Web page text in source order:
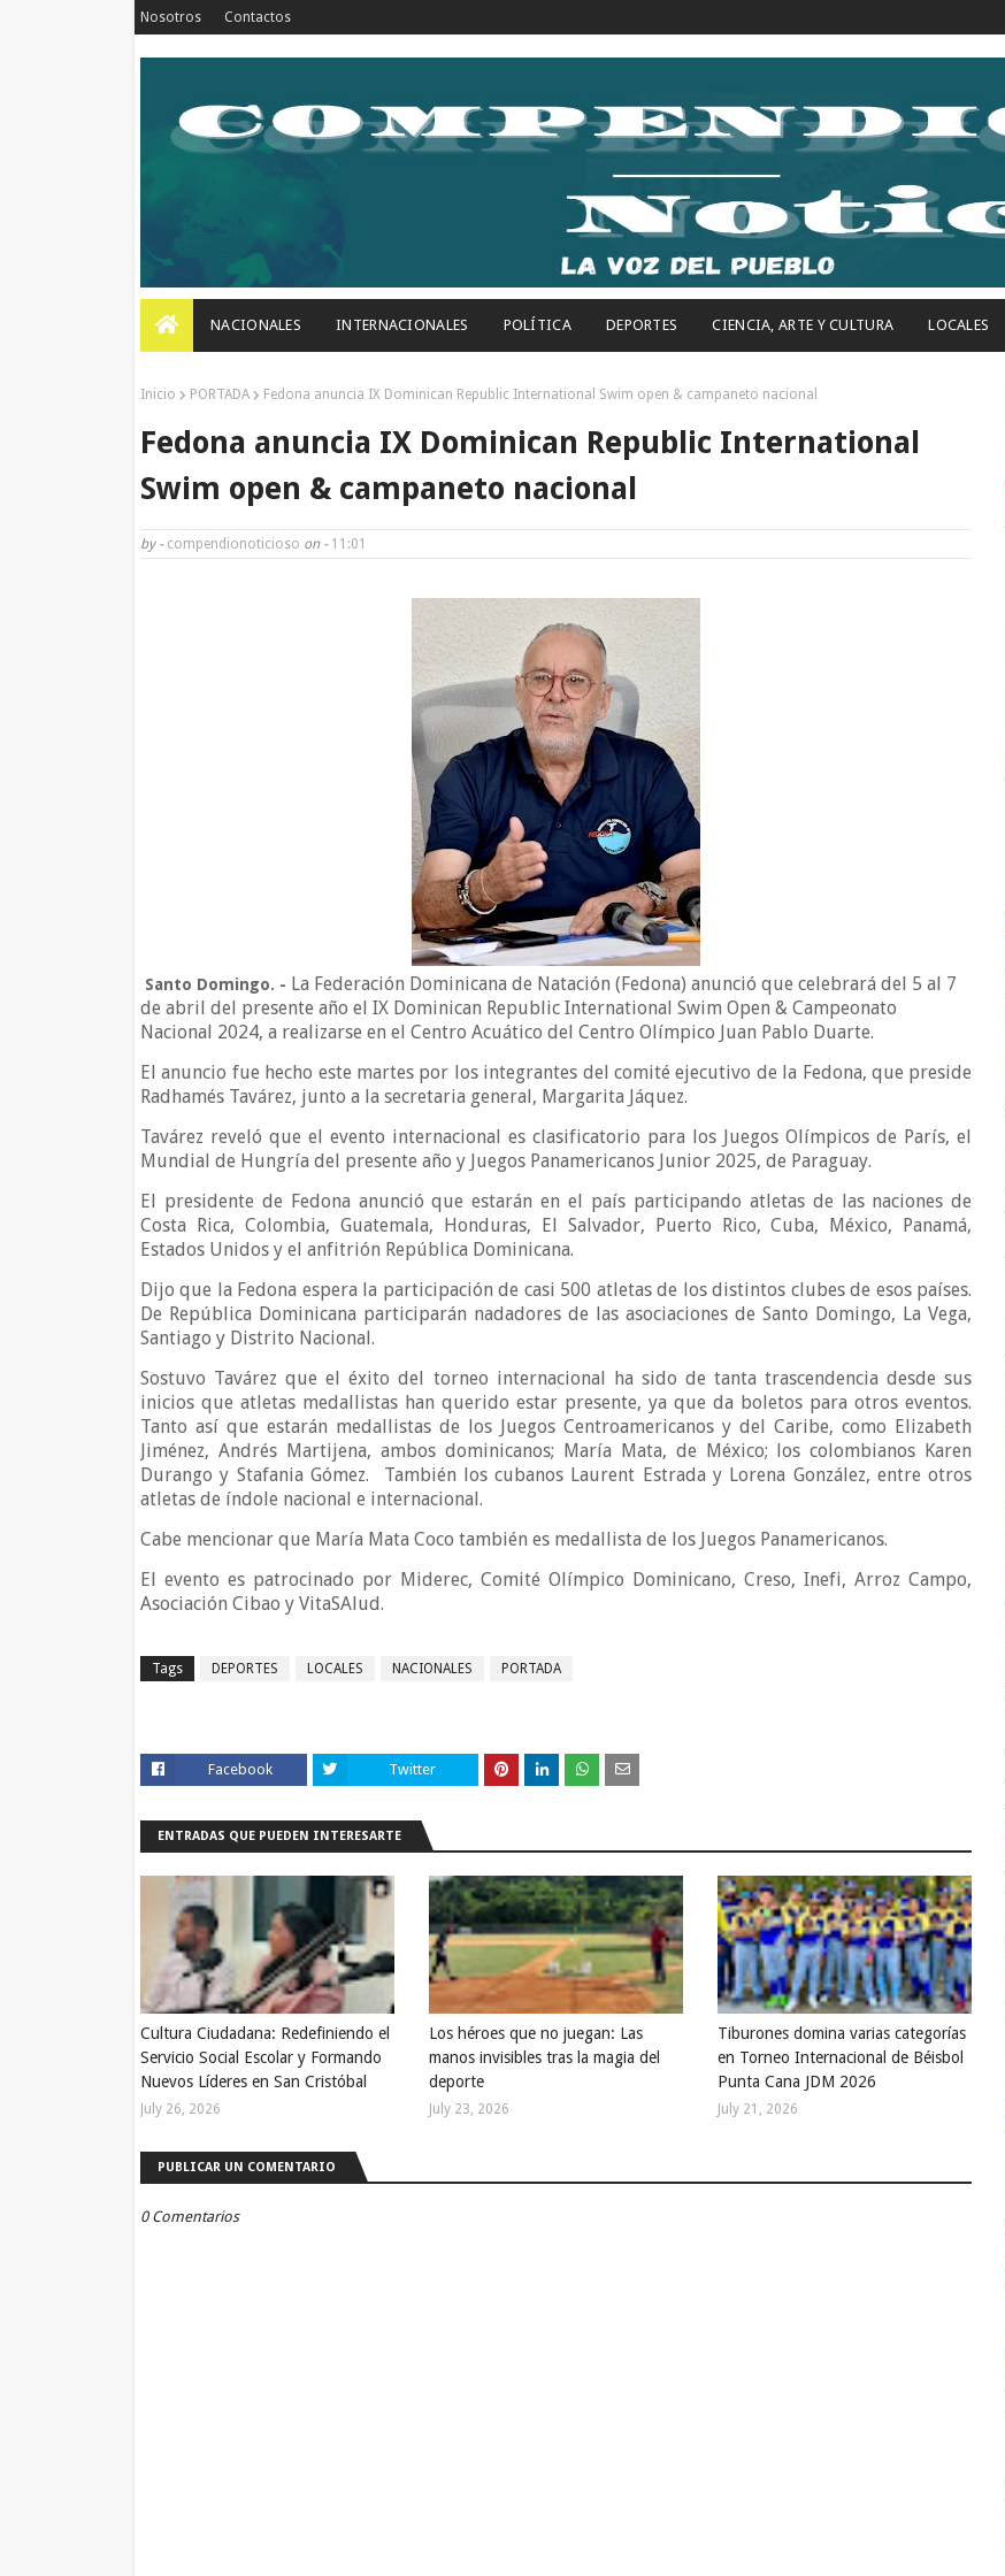
Nosotros Contactos
NACIONALES INTERNACIONALES POLÍTICA DEPORTES CIENCIA, ARTE Y CULTURA LOCALES
Inicio PORTADA Fedona anuncia IX Dominican Republic International Swim open & campaneto nacional
Fedona anuncia IX Dominican Republic International
Swim open & campaneto nacional
by - compendionoticioso on - 11:01
Santo Domingo. - La Federación Dominicana de Natación (Fedona) anunció que celebrará del 5 al 7
de abril del presente año el IX Dominican Republic International Swim Open & Campeonato
Nacional 2024, a realizarse en el Centro Acuático del Centro Olímpico Juan Pablo Duarte.
El anuncio fue hecho este martes por los integrantes del comité ejecutivo de la Fedona, que preside
Radhamés Tavárez, junto a la secretaria general, Margarita Jáquez.
Tavárez reveló que el evento internacional es clasificatorio para los Juegos Olímpicos de París, el
Mundial de Hungría del presente año y Juegos Panamericanos Junior 2025, de Paraguay.
El presidente de Fedona anunció que estarán en el país participando atletas de las naciones de
Costa Rica, Colombia, Guatemala, Honduras, El Salvador, Puerto Rico, Cuba, México, Panamá,
Estados Unidos y el anfitrión República Dominicana.
Dijo que la Fedona espera la participación de casi 500 atletas de los distintos clubes de esos países.
De República Dominicana participarán nadadores de las asociaciones de Santo Domingo, La Vega,
Santiago y Distrito Nacional.
Sostuvo Tavárez que el éxito del torneo internacional ha sido de tanta trascendencia desde sus
inicios que atletas medallistas han querido estar presente, ya que da boletos para otros eventos.
Tanto así que estarán medallistas de los Juegos Centroamericanos y del Caribe, como Elizabeth
Jiménez, Andrés Martijena, ambos dominicanos; María Mata, de México; los colombianos Karen
Durango y Stafania Gómez.
También los cubanos Laurent Estrada y Lorena González, entre otros
atletas de índole nacional e internacional.
Cabe mencionar que María Mata Coco también es medallista de los Juegos Panamericanos.
El evento es patrocinado por Miderec, Comité Olímpico Dominicano, Creso, Inefi, Arroz Campo,
Asociación Cibao y VitaSAlud.
Tags DEPORTES LOCALES NACIONALES PORTADA
Facebook Twitter
ENTRADAS QUE PUEDEN INTERESARTE
Cultura Ciudadana: Redefiniendo el
Servicio Social Escolar y Formando
Nuevos Líderes en San Cristóbal
July 26, 2026
Los héroes que no juegan: Las
manos invisibles tras la magia del
deporte
July 23, 2026
Tiburones domina varias categorías
en Torneo Internacional de Béisbol
Punta Cana JDM 2026
July 21, 2026
PUBLICAR UN COMENTARIO
0 Comentarios